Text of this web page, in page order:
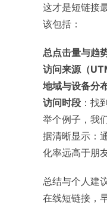
这才是短链接
该包括：
总点击量与趋
访问来源（
地域与设备分
访问时段 ：找
举个例子，我
据清晰显示：
化率远高于朋
总结与个人建
在线短链接，